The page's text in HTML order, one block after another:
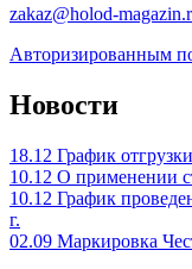
zakaz@holod-
Авторизированным
Новости
18.12 График
10.12 О применении
10.12 График
г.
02.09 Маркировка